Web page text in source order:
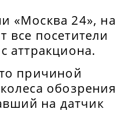
«Москва 24», на
посетители
аттракциона.
причиной
обозрения
на датчик